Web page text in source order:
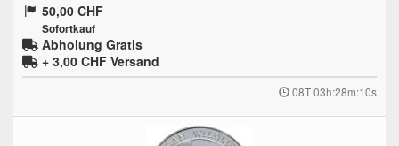
50,00 CHF
Sofortkauf
Abholung Gratis
+ 3,00 CHF Versand
08T 03h:28m:10s